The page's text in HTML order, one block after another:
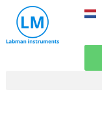
naar